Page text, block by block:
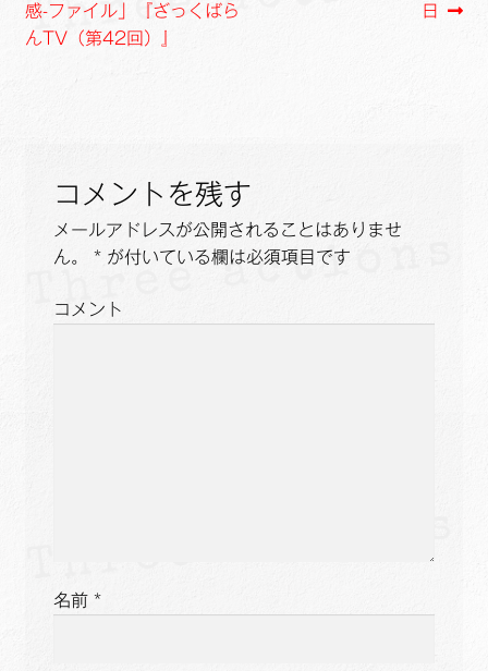
k k
稿
ー
シ
ン
の
投
感-ファイル」『ざっくばら
んTV（第42回）』
日
コメントを残す
メールアドレスが公開されることはありませ
ん。
*が付いている欄は必須項目です
コメント
名前 *